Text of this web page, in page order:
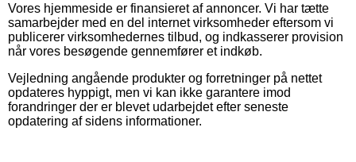
Vores hjemmeside er finansieret af annoncer. Vi har tætte
samarbejder med en del internet virksomheder eftersom vi
publicerer virksomhedernes tilbud, og indkasserer provision
når vores besøgende gennemfører et indkøb.
Vejledning angående produkter og forretninger på nettet
opdateres hyppigt, men vi kan ikke garantere imod
forandringer der er blevet udarbejdet efter seneste
opdatering af sidens informationer.